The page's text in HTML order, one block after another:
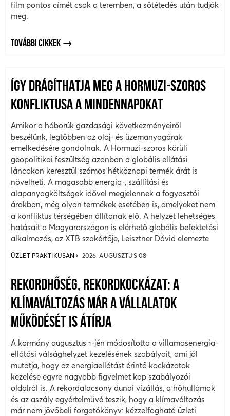
film pontos címét csak a teremben, a sötétedés után tudják
meg.
TOVÁBBI CIKKEK
ÍGY DRÁGÍTHATJA MEG A HORMUZI-SZOROS
KONFLIKTUSA A MINDENNAPOKAT
Amikor a háborúk gazdasági következményeiről
beszélünk, legtöbben az olaj- és üzemanyagárak
emelkedésére gondolnak. A Hormuzi-szoros körüli
geopolitikai feszültség azonban a globális ellátási
láncokon keresztül számos hétköznapi termék árát is
növelheti. A magasabb energia-, szállítási és
alapanyagköltségek idővel megjelennek a fogyasztói
árakban, még olyan termékek esetében is, amelyeket nem
a konfliktus térségében állítanak elő. A helyzet lehetséges
hatásait a Magyarországon is elérhető globális befektetési
alkalmazás, az XTB szakértője, Leisztner Dávid elemezte
ÜZLET PRAKTIKUSAN 2026. AUGUSZTUS 08.
REKORDHŐSÉG, REKORDKOCKÁZAT: A
KLÍMAVÁLTOZÁS MÁR A VÁLLALATOK
MŰKÖDÉSÉT IS ÁTÍRJA
A kormány augusztus 1-jén módosította a villamosenergia-
ellátási válsághelyzet kezelésének szabályait, ami jól
mutatja, hogy az energiaellátást érintő kockázatok
kezelése egyre nagyobb figyelmet kap szabályozói
oldalról is. A rekordalacsony dunai vízállás, a hőhullámok
és az aszály egyértelművé teszik, hogy a klímaváltozás
már nem jövőbeli forgatókönyv: kézzelfogható üzleti